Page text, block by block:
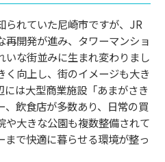
られていた尼崎市ですが、JR
再開発が進み、タワーマンショ
いな街並みに生まれ変わりまし
く向上し、街のイメージも大き
には大型商業施設「あまがさき
飲食店が多数あり、日常の買
や大きな公園も複数整備されて
で快適に暮らせる環境が整っ